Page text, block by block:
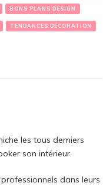
BONS PLANS DESIGN
TENDANCES DÉCORATION
les tous derniers
son intérieur.
dans leurs